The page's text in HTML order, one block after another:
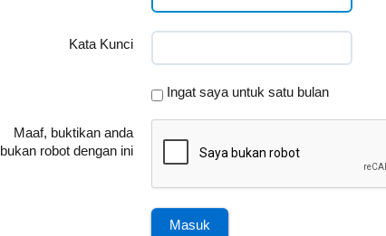
Kata Kunci
Ingat saya untuk satu bulan
Maaf, buktikan anda
bukan robot dengan ini